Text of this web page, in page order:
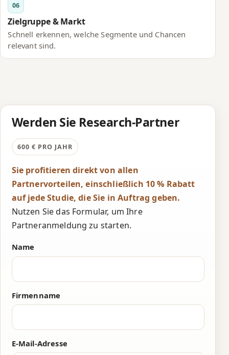
06
Zielgruppe & Markt
Schnell erkennen, welche Segmente und Chancen
relevant sind.
Werden Sie Research-Partner
600 € PRO JAHR
Sie profitieren direkt von allen
Partnervorteilen, einschließlich 10 % Rabatt
auf jede Studie, die Sie in Auftrag geben.
Nutzen Sie das Formular, um Ihre
Partneranmeldung zu starten.
Name
Firmenname
E-Mail-Adresse